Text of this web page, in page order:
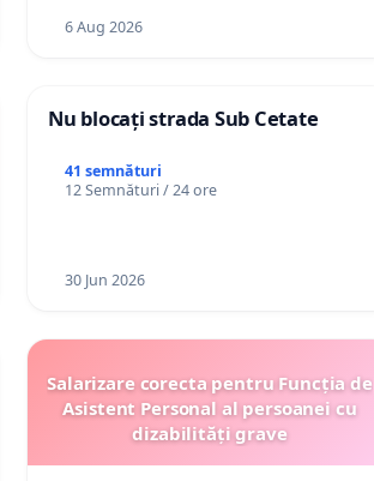
6 Aug 2026
Nu blocați strada Sub Cetate
41 semnături
12 Semnături / 24 ore
30 Jun 2026
Salarizare corecta pentru Funcția de
Asistent Personal al persoanei cu
dizabilități grave